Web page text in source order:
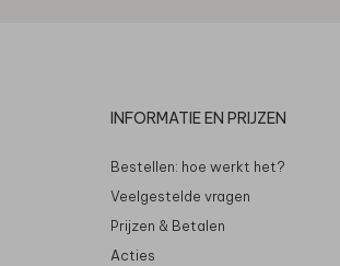
INFORMATIE EN PRIJZEN
Bestellen: hoe werkt het?
Veelgestelde vragen
Prijzen & Betalen
Acties